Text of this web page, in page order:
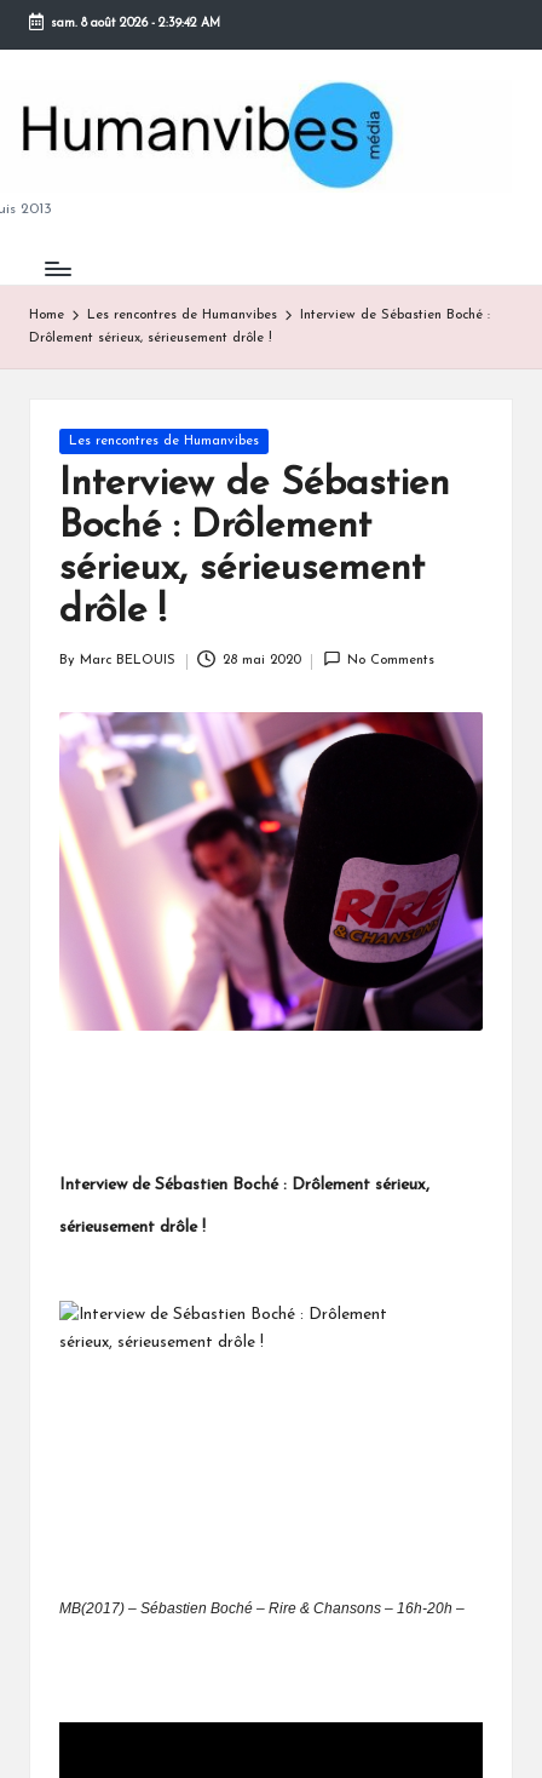
Skip
content
sam. 8 août 2026- 2:39:43 AM
2013
Home Les rencontres de Humanvibes
Interview de Sébastien Boché :
Drôlement sérieux, sérieusement drôle !
Posted
in
Les rencontres de Humanvibes
Interview de Sébastien
Boché : Drôlement
sérieux, sérieusement
drôle !
By Marc BELOUIS 28 mai 2020 No Comments
Interview de Sébastien Boché : Drôlement sérieux,
sérieusement drôle !
MB(2017) – Sébastien Boché – Rire & Chansons – 16h-20h –